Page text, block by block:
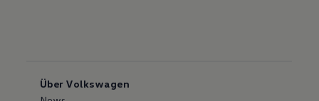
Über Volkswagen